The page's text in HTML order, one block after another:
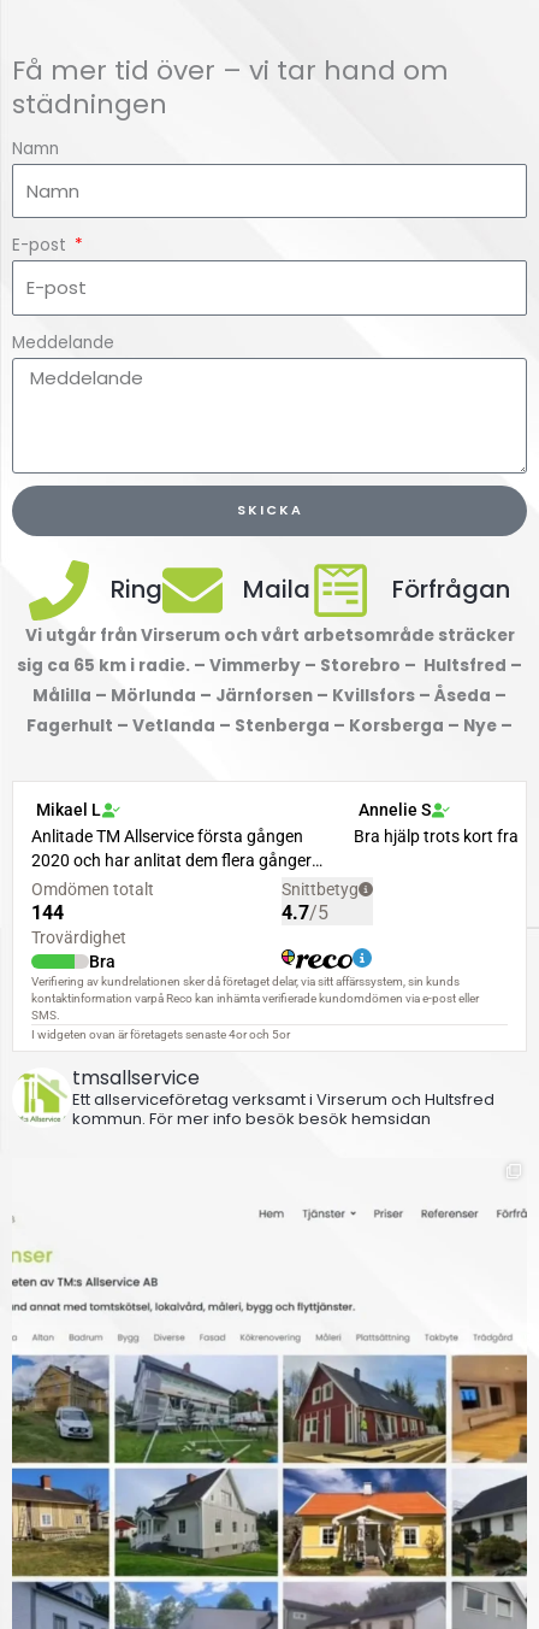
Få mer tid över – vi tar hand om
städningen
Namn
E-post
Meddelande
SKICKA
Ring Maila Förfrågan
Vi utgår från Virserum och vårt arbetsområde sträcker
sig ca 65 km i radie. – Vimmerby – Storebro – Hultsfred –
Målilla – Mörlunda – Järnforsen – Kvillsfors – Åseda –
Fagerhult – Vetlanda – Stenberga – Korsberga – Nye –
tmsallservice
Ett allserviceföretag verksamt i Virserum och Hultsfred
kommun. För mer info besök besök hemsidan